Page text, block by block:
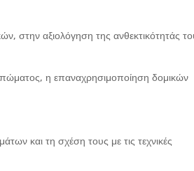
στην αξιολόγηση της ανθεκτικότητάς
η επαναχρησιμοποίηση δομικών
και τη σχέση τους με τις τεχνικές